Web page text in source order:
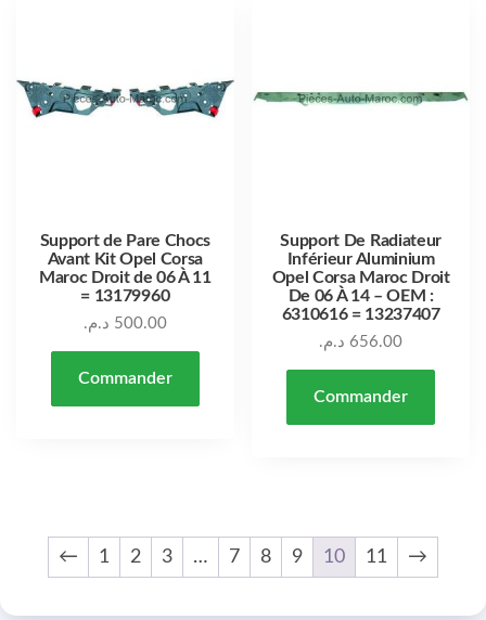
Support de Pare Chocs
Avant Kit Opel Corsa
Maroc Droit de 06 À 11
= 13179960
500.00 د.م.
Commander
Support De Radiateur
Inférieur Aluminium
Opel Corsa Maroc Droit
De 06 À 14 – OEM :
6310616 = 13237407
656.00 د.م.
Commander
← 1 2 3 … 7 8 9 10 11 →